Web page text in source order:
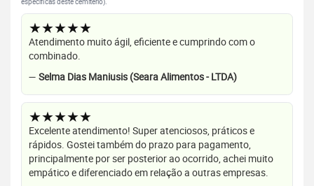
específicas deste cemitério).
★★★★★
Atendimento muito ágil, eficiente e cumprindo com o
combinado.
— Selma Dias Maniusis (Seara Alimentos - LTDA)
★★★★★
Excelente atendimento! Super atenciosos, práticos e
rápidos. Gostei também do prazo para pagamento,
principalmente por ser posterior ao ocorrido, achei muito
empático e diferenciado em relação a outras empresas.